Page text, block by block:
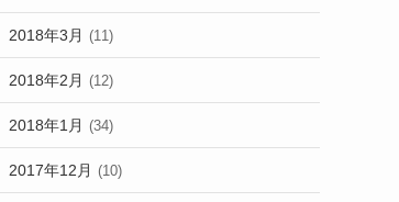
2018年3月 (11)
2018年2月 (12)
2018年1月 (34)
2017年12月 (10)